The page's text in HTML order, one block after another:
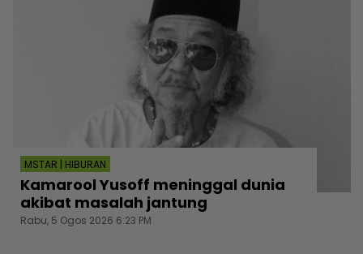
MSTAR | HIBURAN
Kamarool Yusoff meninggal dunia
akibat masalah jantung
Rabu, 5 Ogos 2026 6:23 PM